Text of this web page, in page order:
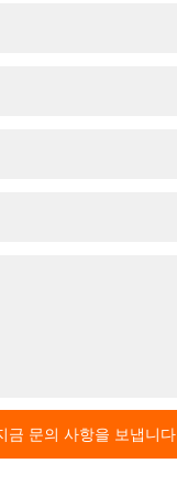
금 문의 사항을 보냅니다